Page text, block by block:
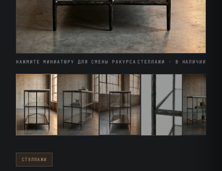
НАЖМИТЕ МИНИАТЮРУ ДЛЯ СМЕНЫ РАКУРСА СТЕЛЛАЖИ · В НАЛИЧИИ
СТЕЛЛАЖИ